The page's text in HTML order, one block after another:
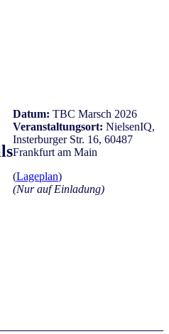
Datum: TBC Marsch 2026
Veranstaltungsort: NielsenIQ,
Insterburger Str. 16, 60487
Frankfurt am Main
(Lageplan)
(Nur auf Einladung)